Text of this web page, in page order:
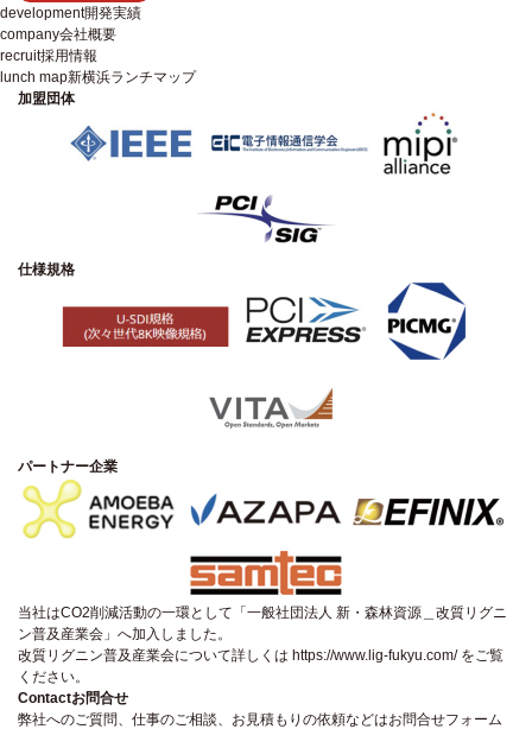
development開発実績
company会社概要
recruit採用情報
lunch map新横浜ランチマップ
加盟団体
仕様規格
パートナー企業
当社はCO2削減活動の一環として「一般社団法人 新・森林資源＿改質リグニ
ン普及産業会」へ加入しました。
改質リグニン普及産業会について詳しくは https://www.lig-fukyu.com/をご覧
ください。
Contactお問合せ
弊社へのご質問、仕事のご相談、お見積もりの依頼などはお問合せフォーム